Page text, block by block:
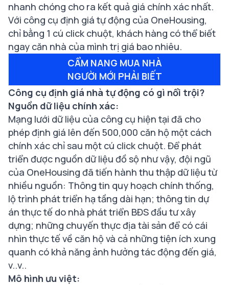
nhanh chóng cho ra kết quả giá chính xác nhất.
Với công cụ định giá tự động của OneHousing,
chỉ bằng 1 cú click chuột, khách hàng có thể biết
ngay căn nhà của mình trị giá bao nhiêu.
CẨM NANG MUA NHÀ
NGƯỜI MỚI PHẢI BIẾT
Công cụ định giá nhà tự động có gì nổi trội?
Nguồn dữ liệu chính xác:
Mạng lưới dữ liệu của công cụ hiện tại đã cho
phép định giá lên đến 500,000 căn hộ một cách
chính xác chỉ sau một cú click chuột. Để phát
triển được nguồn dữ liệu đồ sộ như vậy, đội ngũ
của OneHousing đã tiến hành thu thập dữ liệu từ
nhiều nguồn: Thông tin quy hoạch chính thống,
lộ trình phát triển hạ tầng dài hạn; thông tin dự
án thực tế do nhà phát triển BĐS đầu tư xây
dựng; những chuyến thực địa tài sản để có cái
nhìn thực tế về căn hộ và cả những tiện ích xung
quanh có khả năng ảnh hưởng tác động đến giá,
v..v..
Mô hình ưu việt: